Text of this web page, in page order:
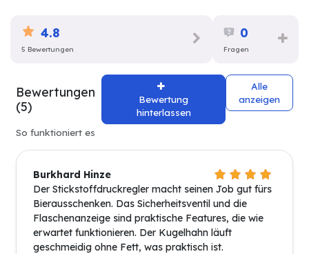
4.8
5 Bewertungen
0
Fragen
Bewertungen
(5)
Bewertung
hinterlassen
Alle
anzeigen
So funktioniert es
Burkhard Hinze
Der Stickstoffdruckregler macht seinen Job gut fürs
Bierausschenken. Das Sicherheitsventil und die
Flaschenanzeige sind praktische Features, die wie
erwartet funktionieren. Der Kugelhahn läuft
geschmeidig ohne Fett, was praktisch ist.